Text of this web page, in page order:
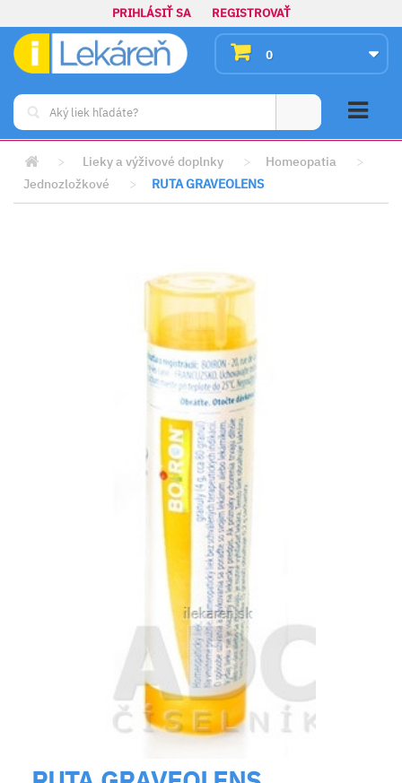
PRIHLÁSIŤ SA REGISTROVAŤ
0
> Lieky a výživové doplnky > Homeopatia
>
Jednozložkové
> RUTA GRAVEOLENS